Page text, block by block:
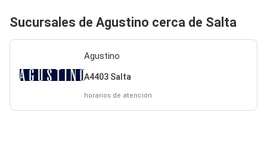
Sucursales de Agustino cerca de Salta
Agustino
A4403 Salta
horarios de atención